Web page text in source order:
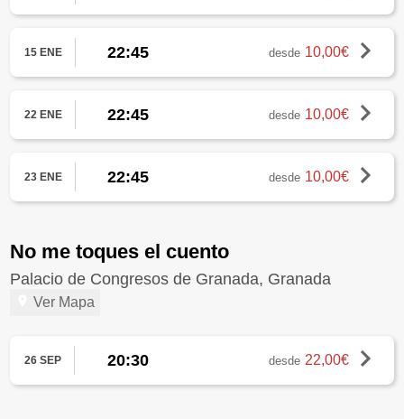
15 ENE 22:45 desde 10,00€
22 ENE 22:45 desde 10,00€
23 ENE 22:45 desde 10,00€
No me toques el cuento
Palacio de Congresos de Granada, Granada
Ver Mapa
26 SEP 20:30 desde 22,00€